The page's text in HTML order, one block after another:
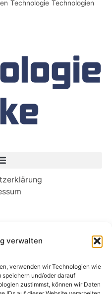
verwalten
verwenden wir Technologien wie
und/oder darauf
zustimmst, können wir Daten
Technologie Technologien
Lösung für
kleine Räume
Recht auf Kühlung